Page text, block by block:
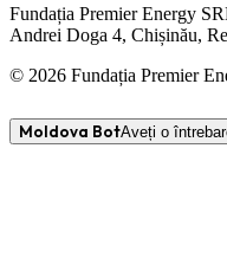
Fundația Premier Energy
Andrei Doga 4, Chișinău,
© 2026 Fundația Premier
Moldova BotAveți o